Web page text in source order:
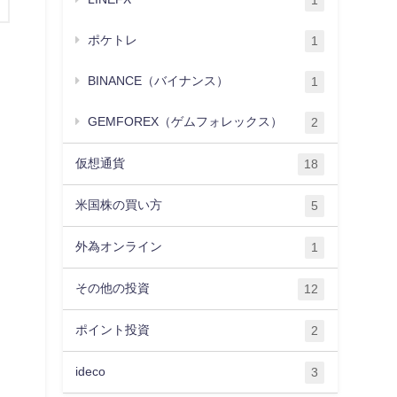
ポケトレ 1
BINANCE（バイナンス） 1
GEMFOREX（ゲムフォレックス） 2
仮想通貨 18
米国株の買い方 5
外為オンライン 1
その他の投資 12
ポイント投資 2
ideco 3